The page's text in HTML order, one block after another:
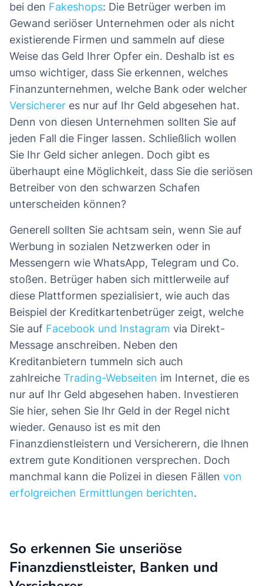
bei den Fakeshops: Die Betrüger werben im
Gewand seriöser Unternehmen oder als nicht
existierende Firmen und sammeln auf diese
Weise das Geld Ihrer Opfer ein. Deshalb ist es
umso wichtiger, dass Sie erkennen, welches
Finanzunternehmen, welche Bank oder welcher
Versicherer es nur auf Ihr Geld abgesehen hat.
Denn von diesen Unternehmen sollten Sie auf
jeden Fall die Finger lassen. Schließlich wollen
Sie Ihr Geld sicher anlegen. Doch gibt es
überhaupt eine Möglichkeit, dass Sie die seriösen
Betreiber von den schwarzen Schafen
unterscheiden können?
Generell sollten Sie achtsam sein, wenn Sie auf
Werbung in sozialen Netzwerken oder in
Messengern wie WhatsApp, Telegram und Co.
stoßen. Betrüger haben sich mittlerweile auf
diese Plattformen spezialisiert, wie auch das
Beispiel der Kreditkartenbetrüger zeigt, welche
Sie auf Facebook und Instagram via Direkt-
Message anschreiben. Neben den
Kreditanbietern tummeln sich auch
zahlreiche Trading-Webseiten im Internet, die es
nur auf Ihr Geld abgesehen haben. Investieren
Sie hier, sehen Sie Ihr Geld in der Regel nicht
wieder. Genauso ist es mit den
Finanzdienstleistern und Versicherern, die Ihnen
extrem gute Konditionen versprechen. Doch
manchmal kann die Polizei in diesen Fällen von
erfolgreichen Ermittlungen berichten.
So erkennen Sie unseriöse
Finanzdienstleister, Banken und